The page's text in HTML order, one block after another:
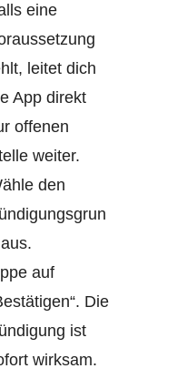
eine
leitet dich
App direkt
offenen
weiter.
den
auf
Die
ist
wirksam.